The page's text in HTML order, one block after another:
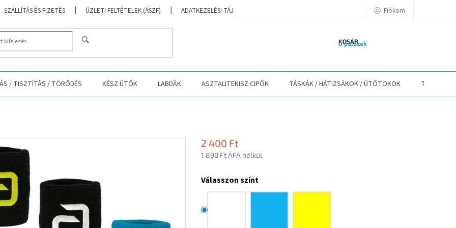
SZÁLLÍTÁS ÉS FIZETÉS ÜZLETI FELTÉTELEK (ÁSZF) ADATKEZELÉSI TÁJÉKOZTATÓ ELÉRHETŐSÉGEK
Fiókom
KOSÁR
0 položek
/ TISZTÍTÁS / TÖRŐDÉS KÉSZ ÜTŐK LABDÁK ASZTALITENISZ CIPŐK TÁSKÁK / HÁTIZSÁKOK / ÜTŐTOKOK TEXTIL
2 400 Ft
1 890 Ft ÁFA nélkül
Válasszon színt